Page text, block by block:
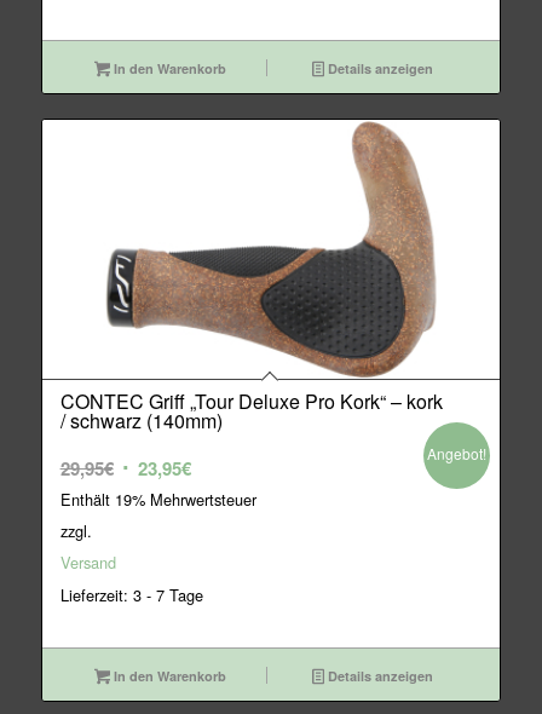
In den Warenkorb Details anzeigen
CONTEC Griff „Tour Deluxe Pro Kork“ – kork
/ schwarz (140mm)
29,95€ Ursprünglicher
Preis
23,95€Aktueller
Preis
Enthält 19% Mehrwertsteuer
zzgl.
Versand
Lieferzeit: 3 - 7 Tage
Angebot!
In den Warenkorb Details anzeigen